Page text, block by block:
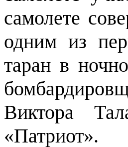
самолете
одним из
таран в
Виктора
«Патриот».